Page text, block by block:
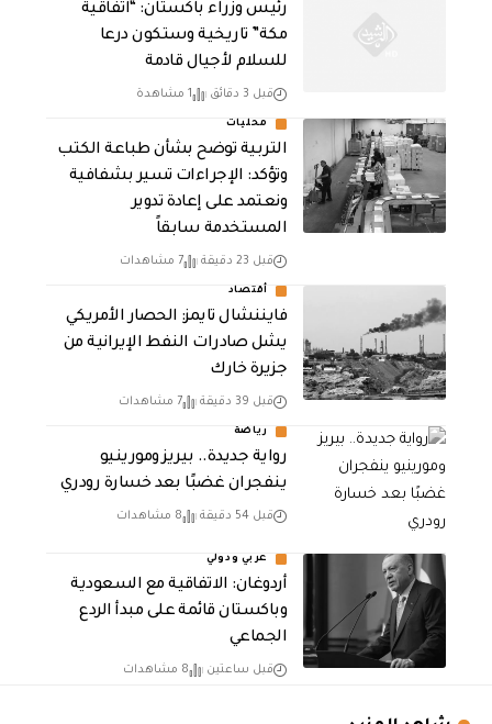
رئيس وزراء باكستان: “اتفاقية
مكة” تاريخية وستكون درعا
للسلام لأجيال قادمة
قبل 3 دقائق 1 مشاهدة
محليات
التربية توضح بشأن طباعة الكتب
وتؤكد: الإجراءات تسير بشفافية
ونعتمد على إعادة تدوير
المستخدمة سابقاً
قبل 23 دقيقة 7 مشاهدات
أقتصاد
فايننشال تايمز: الحصار الأمريكي
يشل صادرات النفط الإيرانية من
جزيرة خارك
قبل 39 دقيقة 7 مشاهدات
رياضة
رواية جديدة.. بيريز ومورينيو
ينفجران غضبًا بعد خسارة رودري
قبل 54 دقيقة 8 مشاهدات
عربي ودولي
أردوغان: الاتفاقية مع السعودية
وباكستان قائمة على مبدأ الردع
الجماعي
قبل ساعتين 8 مشاهدات